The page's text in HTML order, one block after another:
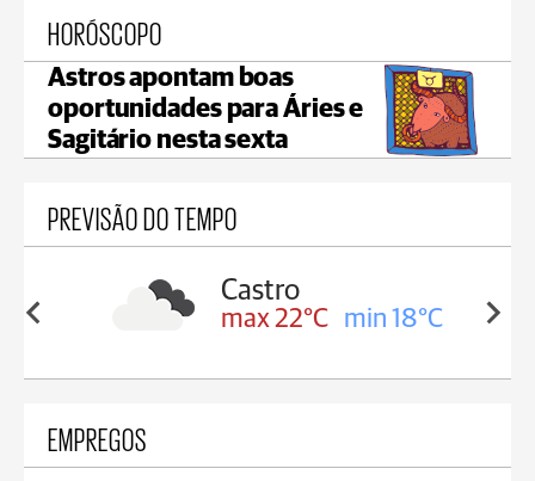
HORÓSCOPO
Astros apontam boas
oportunidades para Áries e
Sagitário nesta sexta
PREVISÃO DO TEMPO
18°C
Carambeí
max 21°C min 18°C
EMPREGOS